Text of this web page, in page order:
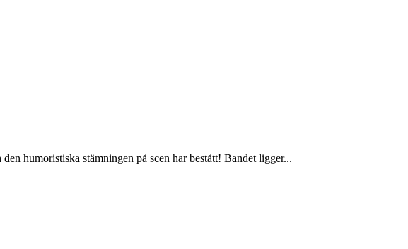
humoristiska stämningen på scen har bestått! Bandet ligger...